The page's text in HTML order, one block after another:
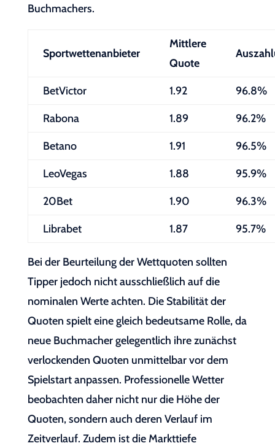
Buchmachers.
Sportwettenanbieter
Mittlere
Quote
BetVictor 1.92 96.8%
Rabona 1.89 96.2%
Betano 1.91 96.5%
LeoVegas 1.88 95.9%
20Bet 1.90 96.3%
Librabet 1.87 95.7%
Bei der Beurteilung der Wettquoten sollten
Tipper jedoch nicht ausschließlich auf die
nominalen Werte achten. Die Stabilität der
Quoten spielt eine gleich bedeutsame Rolle, da
neue Buchmacher gelegentlich ihre zunächst
verlockenden Quoten unmittelbar vor dem
Spielstart anpassen. Professionelle Wetter
beobachten daher nicht nur die Höhe der
Quoten, sondern auch deren Verlauf im
Zeitverlauf. Zudem ist die Markttiefe